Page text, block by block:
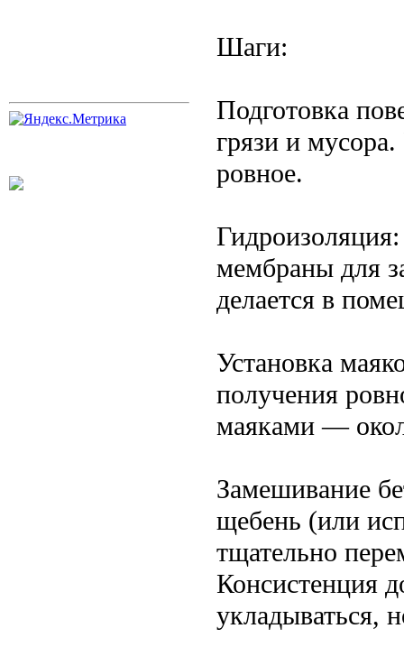
Шаги:
Подготовка
грязи и
ровное.
мембраны для
делается в
Установка
получения
маяками —
Замешивание
щебень (или
тщательно
Консистенция
укладываться,